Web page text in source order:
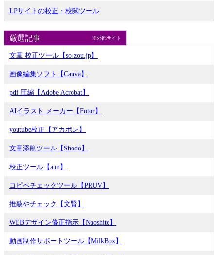
LPサイトの校正・校閲ツール
厳選記事 ※外部サイト
文章 校正ツール【so-zou.jp】
画像編集ソフト【Canva】
pdf 圧縮【Adobe Acrobat】
AIイラスト メーカー【Fotor】
youtube校正【アカポン】
文章添削ツール【Shodo】
校正ツール【aun】
コピペチェックツール【PRUV】
推敲やチェック【文賢】
WEBデザイン修正指示【Naoshite】
動画制作サポートツール【MilkBox】